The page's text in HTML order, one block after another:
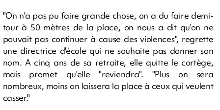
"On n'a pas pu faire grande chose, on a du faire demi-
tour à 50 mètres de la place, on nous a dit qu'on ne
pouvait pas continuer à cause des violences", regrette
une directrice d'école qui ne souhaite pas donner son
nom. A cinq ans de sa retraite, elle quitte le cortège,
mais promet qu'elle "reviendra". "Plus on sera
nombreux, moins on laissera la place à ceux qui veulent
casser."